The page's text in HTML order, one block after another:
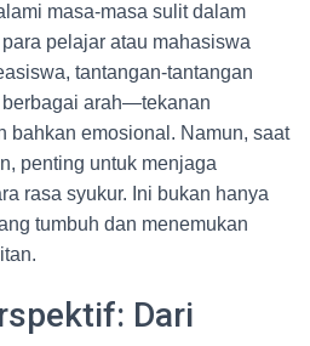
masa-masa sulit dalam
pelajar atau mahasiswa
tantangan-tantangan
arah—tekanan
bahkan emosional. Namun, saat
penting untuk menjaga
rasa syukur. Ini bukan hanya
tumbuh dan menemukan
Dari